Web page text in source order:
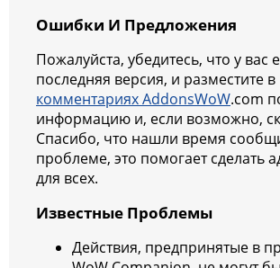
Ошибки И Предложения
Пожалуйста, убедитесь, что у вас
последняя версия, и разместите в
комментариях AddonsWoW.com
информацию и, если возможно,
Спасибо, что нашли время
проблеме, это помогает сделать
для всех.
Известные Проблемы
Действия, предпринятые в